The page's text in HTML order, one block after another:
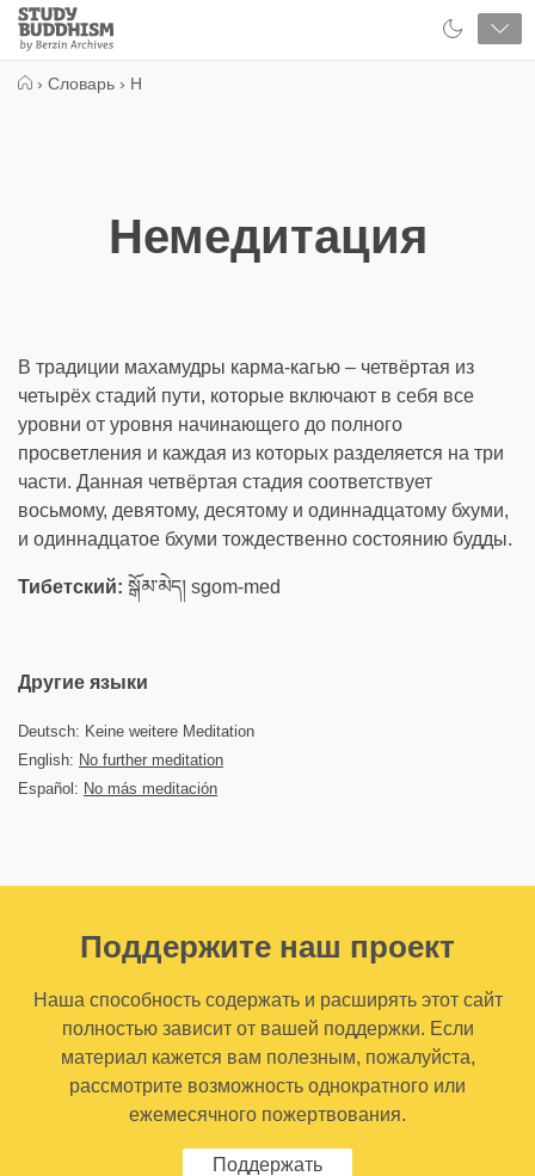
Close
Study
Buddhism
› Словарь › Н
Немедитация
В традиции махамудры карма-кагью – четвёртая из
четырёх стадий пути, которые включают в себя все
уровни от уровня начинающего до полного
просветления и каждая из которых разделяется на три
части. Данная четвёртая стадия соответствует
восьмому, девятому, десятому и одиннадцатому бхуми,
и одиннадцатое бхуми тождественно состоянию будды.
Тибетский: སྒོམ་མེད། sgom-med
Другие языки
Deutsch: Keine weitere Meditation
English: No further meditation
Español: No más meditación
Поддержите наш проект
Наша способность содержать и расширять этот сайт
полностью зависит от вашей поддержки. Если
материал кажется вам полезным, пожалуйста,
рассмотрите возможность однократного или
ежемесячного пожертвования.
Поддержать